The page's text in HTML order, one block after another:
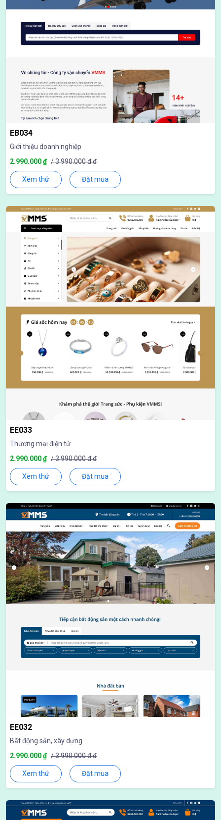
EB034
Giới thiệu doanh nghiệp
2.990.000 ₫ / 3.990.000 đ đ
Xem thử Đặt mua
EE033
Thương mại điện tử
2.990.000 ₫ / 3.990.000 đ đ
Xem thử Đặt mua
EE032
Bất động sản, xây dựng
2.990.000 ₫ / 3.990.000 đ đ
Xem thử Đặt mua